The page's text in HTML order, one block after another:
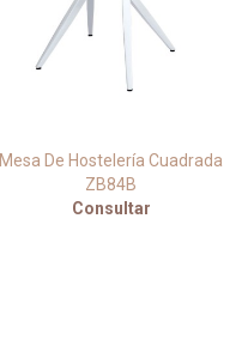
Mesa De Hostelería Cuadrada
ZB84B
Consultar